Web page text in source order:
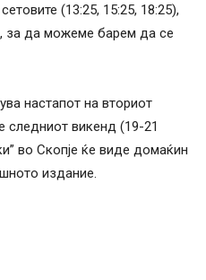
(13:25, 15:25, 18:25),
за да можеме барем да се
настапот на вториот
следниот викенд (19-21
во Скопје ќе виде домаќин
издание.